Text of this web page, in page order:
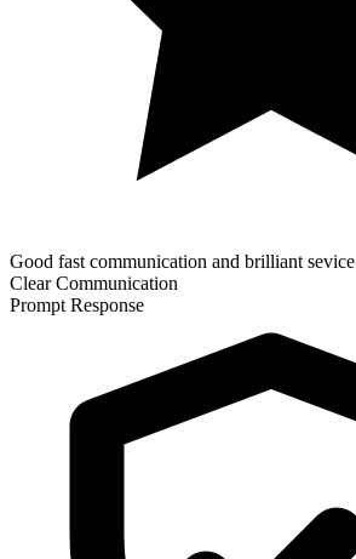
Good fast communication and brilliant sevice
Clear Communication
Prompt Response